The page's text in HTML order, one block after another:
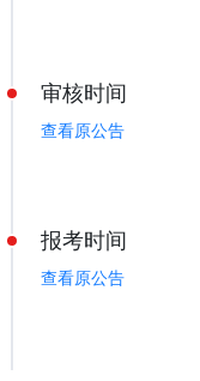
审核时间
查看原公告
报考时间
查看原公告